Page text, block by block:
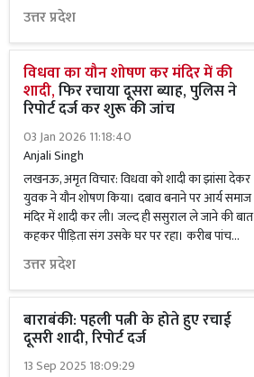
उत्तर प्रदेश
विधवा का यौन शोषण कर मंदिर में की
शादी,फिर रचाया दूसरा ब्याह, पुलिस ने
रिपोर्ट दर्ज कर शुरू की जांच
03 Jan 2026 11:18:40
Anjali Singh
लखनऊ, अमृत विचार: विधवा को शादी का झांसा देकर
युवक ने यौन शोषण किया। दबाव बनाने पर आर्य समाज
मंदिर में शादी कर ली। जल्द ही ससुराल ले जाने की बात
कहकर पीड़िता संग उसके घर पर रहा। करीब पांच...
उत्तर प्रदेश
बाराबंकी: पहली पत्नी के होते हुए रचाई
दूसरी शादी, रिपोर्ट दर्ज
13 Sep 2025 18:09:29